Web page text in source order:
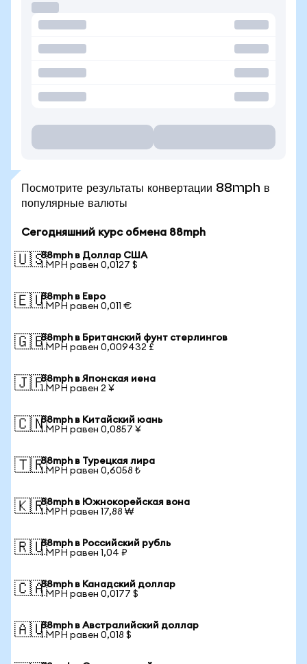
Посмотрите результаты конвертации 88mph в
популярные валюты
Сегодняшний курс обмена 88mph
🇺🇸88mph в Доллар США
1 MPH равен 0,0127 $
🇪🇺88mph в Евро
1 MPH равен 0,011 €
🇬🇧88mph в Британский фунт стерлингов
1 MPH равен 0,009432 £
🇯🇵88mph в Японская иена
1 MPH равен 2 ¥
🇨🇳88mph в Китайский юань
1 MPH равен 0,0857 ¥
🇹🇷88mph в Турецкая лира
1 MPH равен 0,6058 ₺
🇰🇷88mph в Южнокорейская вона
1 MPH равен 17,88 ₩
🇷🇺88mph в Российский рубль
1 MPH равен 1,04 ₽
🇨🇦88mph в Канадский доллар
1 MPH равен 0,0177 $
🇦🇺88mph в Австралийский доллар
1 MPH равен 0,018 $